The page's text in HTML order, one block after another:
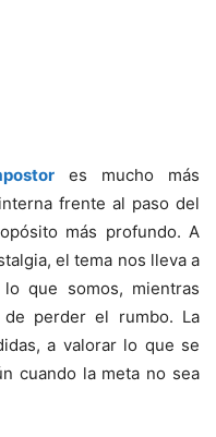
es mucho más
frente al paso del
más profundo. A
el tema nos lleva a
que somos, mientras
perder el rumbo. La
a valorar lo que se
cuando la meta no sea